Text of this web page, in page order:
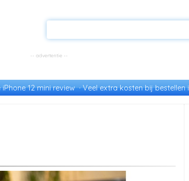
iPhone 12 mini review Veel extra kosten bij bestellen